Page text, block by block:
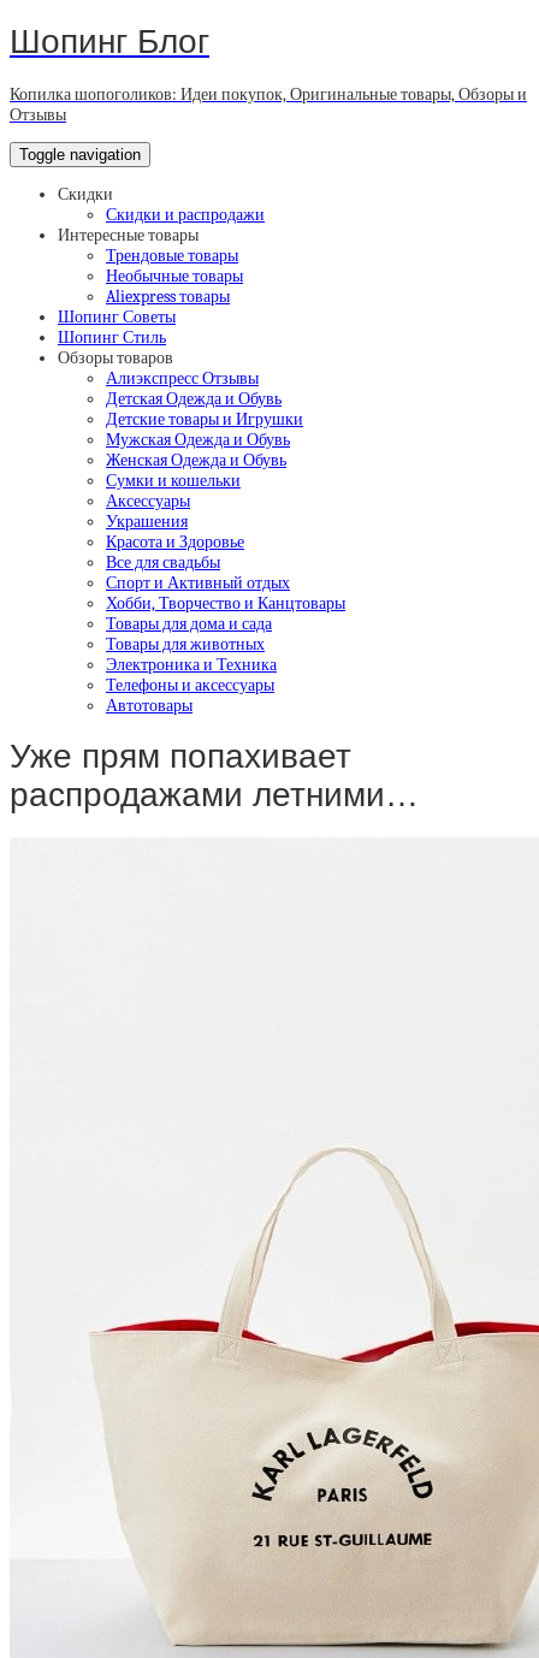
Шопинг Блог
Копилка шопоголиков: Идеи покупок, Оригинальные товары, Обзоры и
Отзывы
Toggle navigation
Скидки
Скидки и распродажи
Интересные товары
Трендовые товары
Необычные товары
Aliexpress товары
Шопинг Советы
Шопинг Стиль
Обзоры товаров
Алиэкспресс Отзывы
Детская Одежда и Обувь
Детские товары и Игрушки
Мужская Одежда и Обувь
Женская Одежда и Обувь
Сумки и кошельки
Аксессуары
Украшения
Красота и Здоровье
Все для свадьбы
Спорт и Активный отдых
Хобби, Творчество и Канцтовары
Товары для дома и сада
Товары для животных
Электроника и Техника
Телефоны и аксессуары
Автотовары
Уже прям попахивает
распродажами летними…